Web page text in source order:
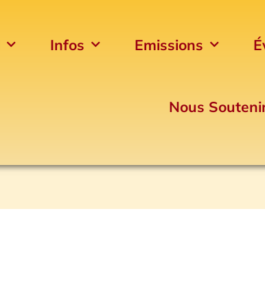
Infos Emissions
Nous